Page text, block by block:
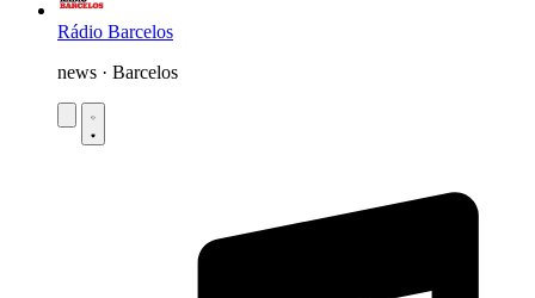
Rádio Barcelos
news · Barcelos